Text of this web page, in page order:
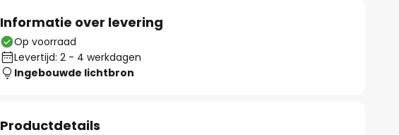
Informatie over levering
Op voorraad
Levertijd: 2 - 4 werkdagen
Ingebouwde lichtbron
Productdetails